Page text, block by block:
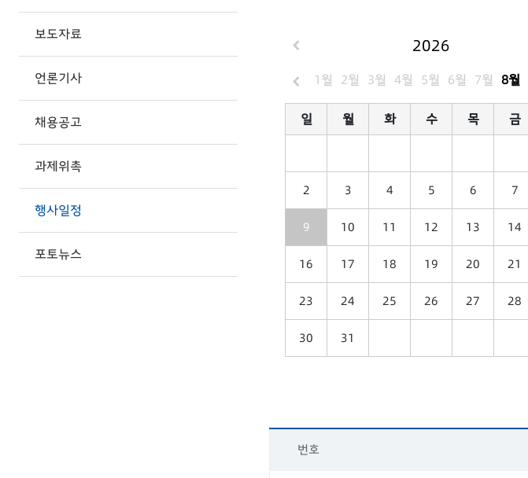
보도자료
언론기사
채용공고
과제위촉
행사일정
포토뉴스
2026
1월 2월 3월 4월 5월 6월 7월 8월
일 월 화 수 목 금
2 3 4 5 6 7
9 10 11 12 13 14
16 17 18 19 20 21
23 24 25 26 27 28
30 31
번호